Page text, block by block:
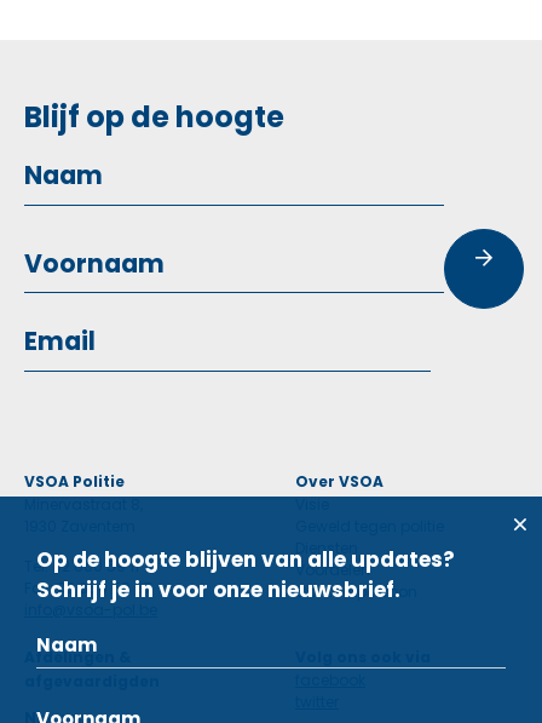
Blijf op de hoogte
VSOA Politie
Tel: 02 660 59 11
Fax: 02 660 50 97
info@vsoa-pol.be
Over VSOA
Diensten
Voordelen
Contactpersoon
Afdelingen &
Nieuws
Op de hoogte blijven van alle updates?
Schrijf je in voor onze nieuwsbrief.